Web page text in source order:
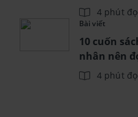
4 phút
Bài viết
10 cuốn
nhân nên
4 phút